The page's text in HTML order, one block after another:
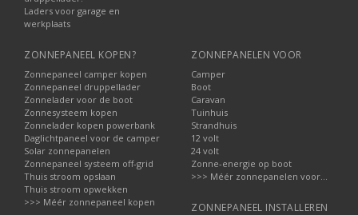
Laders voor garage en
werkplaats
ZONNEPANEEL KOPEN?
Zonnepaneel camper kopen
Zonnepaneel druppellader
Zonnelader voor de boot
Zonnesysteem kopen
Zonnelader kopen powerbank
Daglichtpaneel voor de camper
Solar zonnepanelen
Zonnepaneel systeem off-grid
Thuis stroom opslaan
Thuis stroom opwekken
>>> Méér zonnepaneel kopen
ZONNEPANELEN VOOR
Camper
Boot
Caravan
Tuinhuis
Strandhuis
12 volt
24 volt
Zonne-energie op boot
>>> Méér zonnepanelen voor...
ZONNEPANEEL INSTALLEREN